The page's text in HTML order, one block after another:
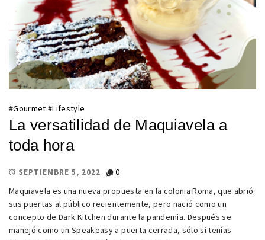
#Gourmet #Lifestyle
La versatilidad de Maquiavela a
toda hora
SEPTIEMBRE 5, 2022
0
Maquiavela es una nueva propuesta en la colonia Roma, que abrió
sus puertas al público recientemente, pero nació como un
concepto de Dark Kitchen durante la pandemia. Después se
manejó como un Speakeasy a puerta cerrada, sólo si tenías